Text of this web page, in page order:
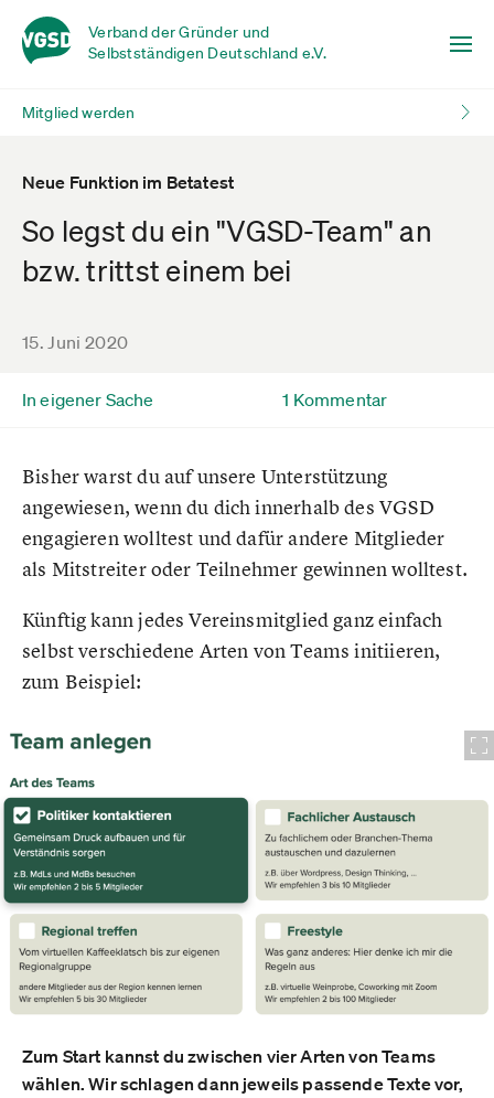
Verband der Gründer und
Selbstständigen Deutschland e.V.
Mitglied werden
Neue Funktion im Betatest
So legst du ein "VGSD-Team" an
bzw. trittst einem bei
15. Juni 2020
In eigener Sache 1 Kommentar
Bisher warst du auf unsere Unterstützung
angewiesen, wenn du dich innerhalb des VGSD
engagieren wolltest und dafür andere Mitglieder
als Mitstreiter oder Teilnehmer gewinnen wolltest.
Künftig kann jedes Vereinsmitglied ganz einfach
selbst verschiedene Arten von Teams initiieren,
zum Beispiel:
Zum Start kannst du zwischen vier Arten von Teams
wählen. Wir schlagen dann jeweils passende Texte vor,